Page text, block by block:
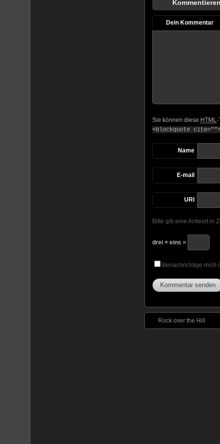
Kommentieren
Dein Kommentar
Sie können diese HTML-
<blockquote
Name
E-mail
URI
Bitte gib eine Antwort in
drei × eins =
Benachrichtige mich
Rock over the Hill